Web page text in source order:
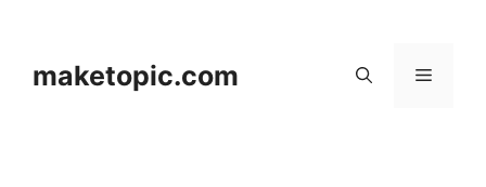
maketopic.com 메